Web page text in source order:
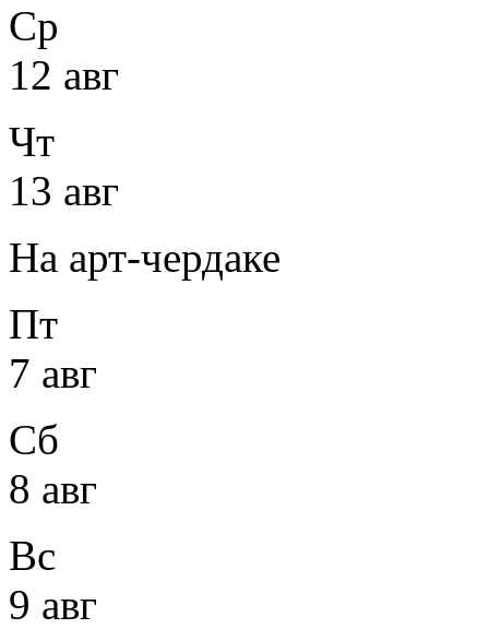
Ср
12 авг
Чт
13 авг
На арт-чердаке
Пт
7 авг
Сб
8 авг
Вс
9 авг